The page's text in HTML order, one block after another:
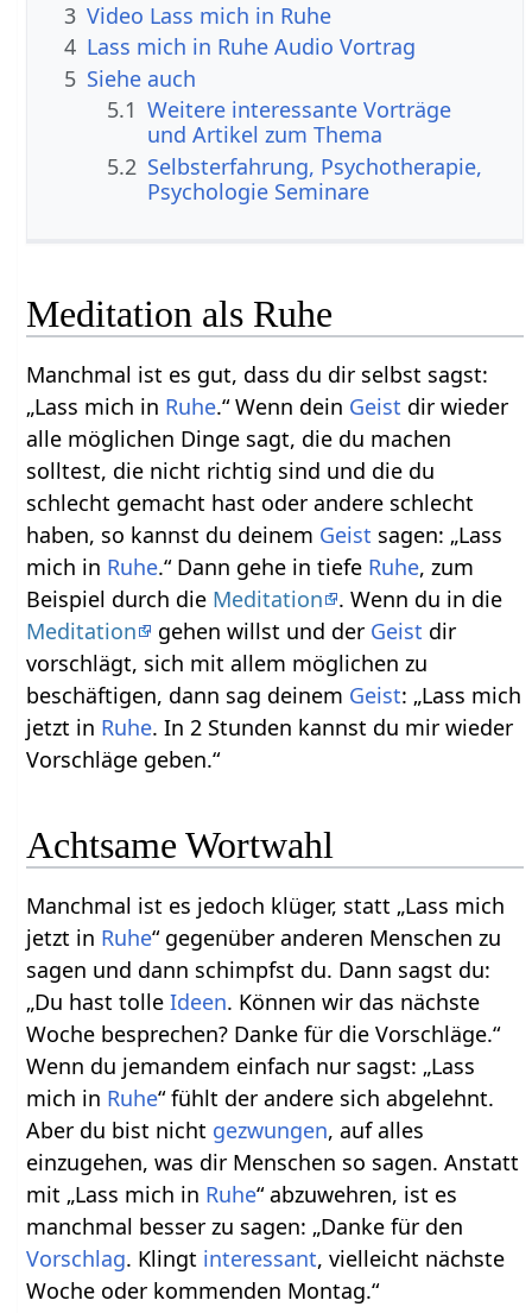
3 Video Lass mich in Ruhe
4 Lass mich in Ruhe Audio Vortrag
5 Siehe auch
5.1 Weitere interessante Vorträge
und Artikel zum Thema
5.2 Selbsterfahrung, Psychotherapie,
Psychologie Seminare
Meditation als Ruhe
Manchmal ist es gut, dass du dir selbst sagst:
„Lass mich in Ruhe.“ Wenn dein Geist dir wieder
alle möglichen Dinge sagt, die du machen
solltest, die nicht richtig sind und die du
schlecht gemacht hast oder andere schlecht
haben, so kannst du deinem Geist sagen: „Lass
mich in Ruhe.“ Dann gehe in tiefe Ruhe, zum
Beispiel durch die Meditation
. Wenn du in die
Meditation
gehen willst und der Geist dir
vorschlägt, sich mit allem möglichen zu
beschäftigen, dann sag deinem Geist: „Lass mich
jetzt in Ruhe. In 2 Stunden kannst du mir wieder
Vorschläge geben.“
Achtsame Wortwahl
Manchmal ist es jedoch klüger, statt „Lass mich
jetzt in Ruhe“ gegenüber anderen Menschen zu
sagen und dann schimpfst du. Dann sagst du:
„Du hast tolleIdeen. Können wir das nächste
Woche besprechen? Danke für die Vorschläge.“
Wenn du jemandem einfach nur sagst: „Lass
mich in Ruhe“ fühlt der andere sich abgelehnt.
Aber du bist nicht gezwungen, auf alles
einzugehen, was dir Menschen so sagen. Anstatt
mit „Lass mich in Ruhe“ abzuwehren, ist es
manchmal besser zu sagen: „Danke für den
Vorschlag. Klingt interessant, vielleicht nächste
Woche oder kommenden Montag.“